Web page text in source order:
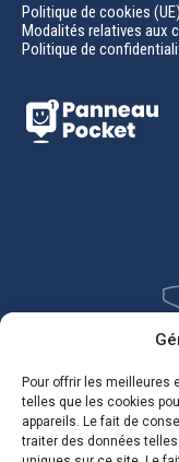
Pour offrir les meilleures
telles que les cookies
appareils. Le fait de
traiter des données
Politique de cookies (UE)
Modalités relatives aux
Politique de